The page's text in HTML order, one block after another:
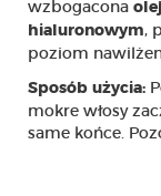
wzbogacona
hialuronowym,
poziom
Sposób użycia:
mokre włosy
same końce.